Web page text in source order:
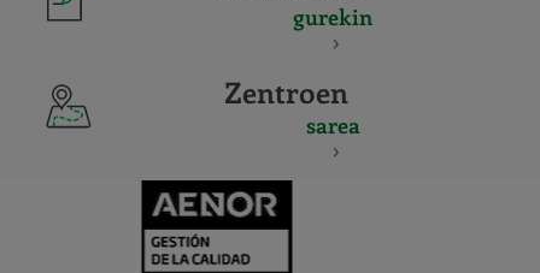
gurekin
Zentroen
sarea